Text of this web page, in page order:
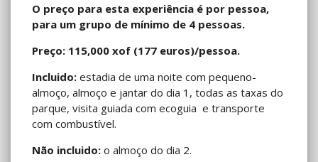
O preço para esta experiência é por pessoa,
para um grupo de mínimo de 4 pessoas.
Preço: 115,000 xof (177 euros)/pessoa.
Incluido: estadia de uma noite com pequeno-
almoço, almoço e jantar do dia 1, todas as taxas do
parque, visita guiada com ecoguia e transporte
com combustível.
Não incluido: o almoço do dia 2.